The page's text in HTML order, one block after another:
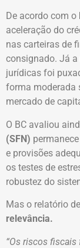
De acordo com o
aceleração do
nas carteiras de
consignado. Já
jurídicas foi
forma moderada
mercado de
O BC avaliou
(SFN)
e provisões
os testes de
robustez do
Mas o relatório
relevância.
“Os riscos